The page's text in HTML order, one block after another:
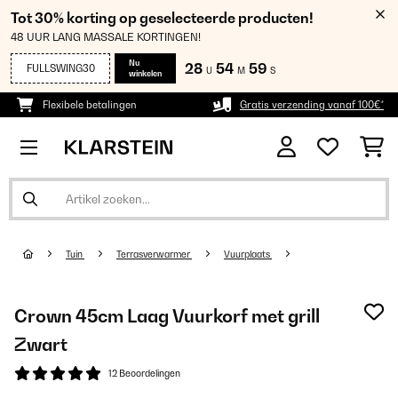
Tot 30% korting op geselecteerde producten!
48 UUR LANG MASSALE KORTINGEN!
FULLSWING30
Nu
winkelen
28 U 54 M 59 S
Flexibele betalingen Gratis verzending vanaf 100€*
Tuin Terrasverwarmer Vuurplaats
Crown 45cm Laag Vuurkorf met grill
Zwart
12 Beoordelingen